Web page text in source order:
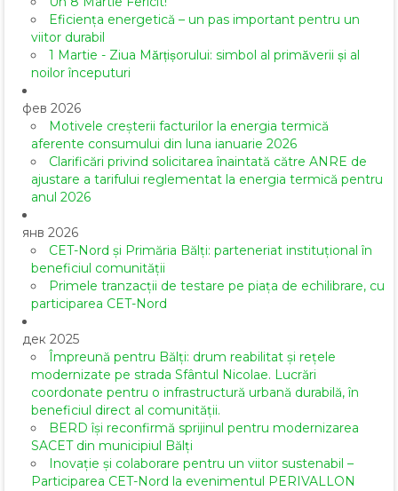
Eficiența energetică – un pas important pentru un
viitor durabil
1 Martie - Ziua Mărțișorului: simbol al primăverii și al
noilor începuturi
фев 2026
Motivele creșterii facturilor la energia termică
aferente consumului din luna ianuarie 2026
Clarificări privind solicitarea înaintată către ANRE de
ajustare a tarifului reglementat la energia termică pentru
anul 2026
янв 2026
CET-Nord și Primăria Bălți: parteneriat instituțional în
beneficiul comunității
Primele tranzacții de testare pe piața de echilibrare, cu
participarea CET-Nord
дек 2025
Împreună pentru Bălți: drum reabilitat și rețele
modernizate pe strada Sfântul Nicolae. Lucrări
coordonate pentru o infrastructură urbană durabilă, în
beneficiul direct al comunității.
BERD își reconfirmă sprijinul pentru modernizarea
SACET din municipiul Bălți
Inovație și colaborare pentru un viitor sustenabil –
Participarea CET-Nord la evenimentul PERIVALLON